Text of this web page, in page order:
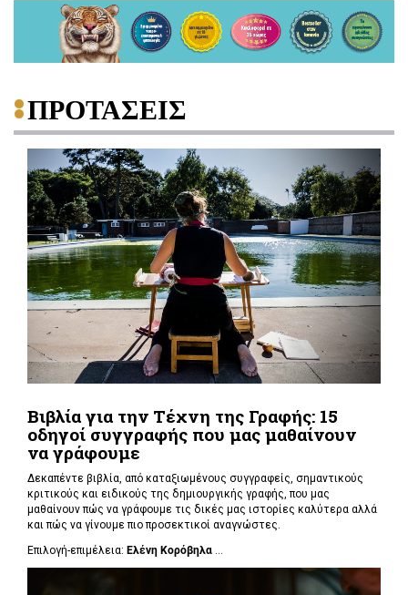
ΠΡΟΤΑΣΕΙΣ
Βιβλία για την Τέχνη της Γραφής: 15
οδηγοί συγγραφής που μας μαθαίνουν
να γράφουμε
Δεκαπέντε βιβλία, από καταξιωμένους συγγραφείς, σημαντικούς
κριτικούς και ειδικούς της δημιουργικής γραφής, που μας
μαθαίνουν πώς να γράφουμε τις δικές μας ιστορίες καλύτερα αλλά
και πώς να γίνουμε πιο προσεκτικοί αναγνώστες.
Επιλογή-επιμέλεια: Ελένη Κορόβηλα ...